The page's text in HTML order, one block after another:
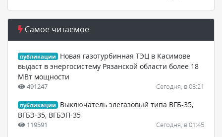
Самое читаемое
публикации
Новая газотурбинная ТЭЦ в Касимове
выдаст в энергосистему Рязанской области более 18
МВт мощности
491247 Сегодня, в 03:21
публикации
Выключатель элегазовый типа ВГБ-35,
ВГБЭ-35, ВГБЭП-35
119591 Сегодня, в 01:45